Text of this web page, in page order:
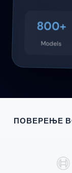
800+
Models
ПОВЕРЕЊЕ